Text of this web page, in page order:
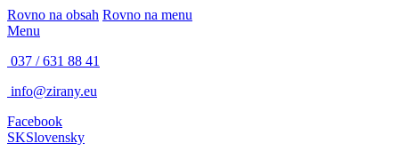
Rovno na obsah Rovno na menu
Menu
037 / 631 88 41
info@zirany.eu
Facebook
SKSlovensky